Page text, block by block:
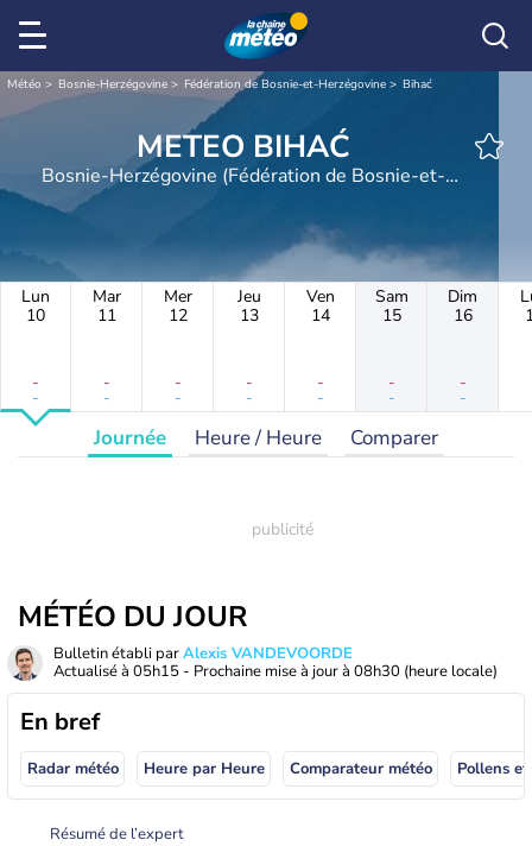
Météo Bosnie-Herzégovine Fédération de Bosnie-et-Herzégovine Bihać
METEO BIHAĆ
Bosnie-Herzégovine (Fédération de Bosnie-et-
Lun
10
-
-
Mar
11
-
-
Mer
12
-
-
Jeu
13
-
-
Ven
14
-
-
Sam
15
-
-
Dim
16
-
-
Journée Heure / Heure Comparer
MÉTÉO DU JOUR
Bulletin établi parAlexis VANDEVOORDE
Actualisé à 05h15 - Prochaine mise à jour à 08h30 (heure locale)
En bref
Radar météo Heure par Heure Comparateur météo Pollens
Résumé de l’expert